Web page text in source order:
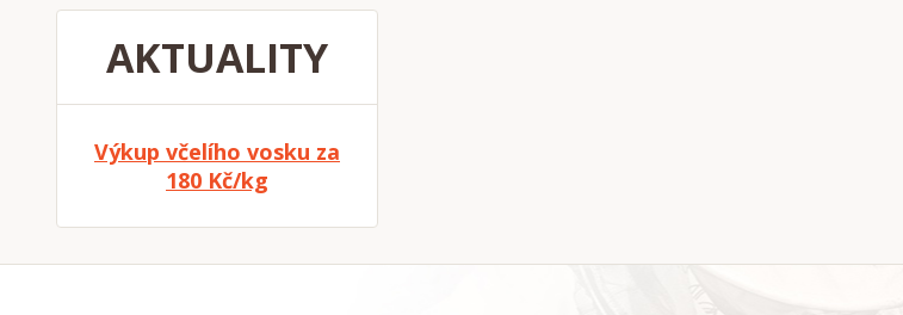
AKTUALITY
Výkup včelího vosku za
180 Kč/kg